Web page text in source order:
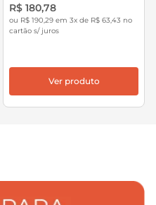
R$ 180,78
ou R$ 190,29 em 3x de R$ 63,43 no
cartão s/ juros
Ver produto